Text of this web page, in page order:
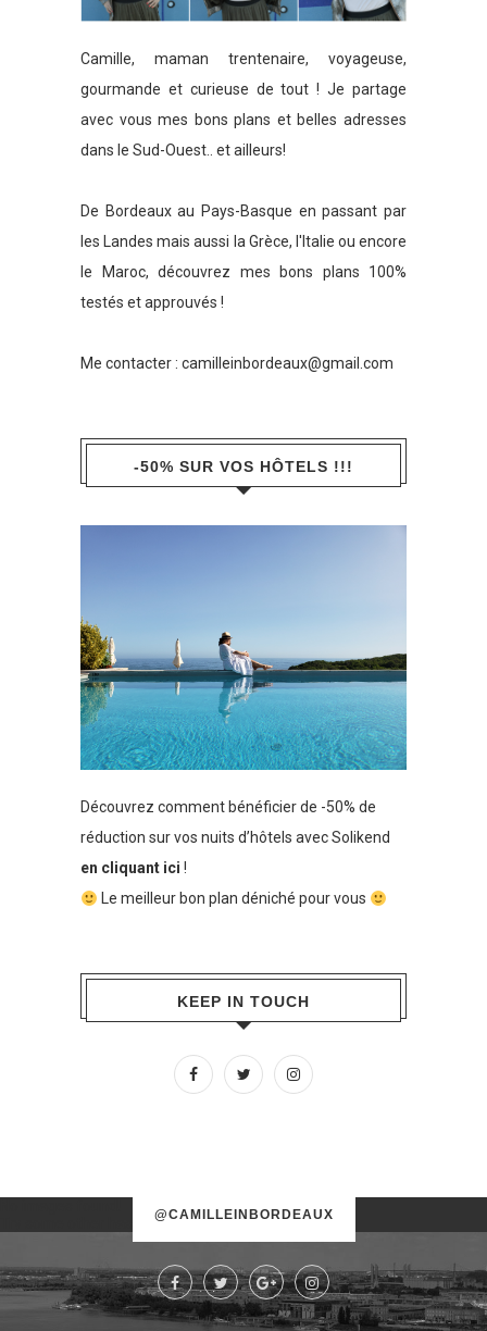
Camille, maman trentenaire, voyageuse,
gourmande et curieuse de tout ! Je partage
avec vous mes bons plans et belles adresses
dans le Sud-Ouest.. et ailleurs!
De Bordeaux au Pays-Basque en passant par
les Landes mais aussi la Grèce, l'Italie ou encore
le Maroc, découvrez mes bons plans 100%
testés et approuvés !
Me contacter : camilleinbordeaux@gmail.com
-50% SUR VOS HÔTELS !!!
Découvrez comment bénéficier de -50% de
réduction sur vos nuits d’hôtels avec Solikend
en cliquant ici !
Le meilleur bon plan déniché pour vous
KEEP IN TOUCH
@CAMILLEINBORDEAUX
Try some other hashtag or username